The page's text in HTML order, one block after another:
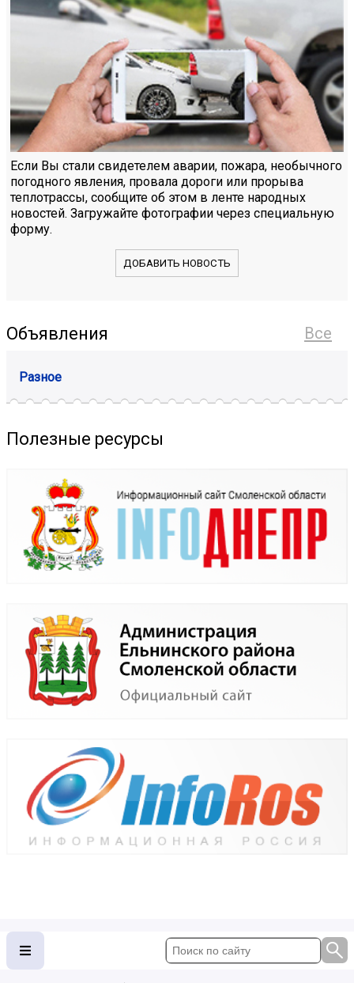
Если Вы стали свидетелем аварии, пожара, необычного
погодного явления, провала дороги или прорыва
теплотрассы, сообщите об этом в ленте народных
новостей. Загружайте фотографии через специальную
форму.
ДОБАВИТЬ НОВОСТЬ
Все
Объявления
Разное
Полезные ресурсы